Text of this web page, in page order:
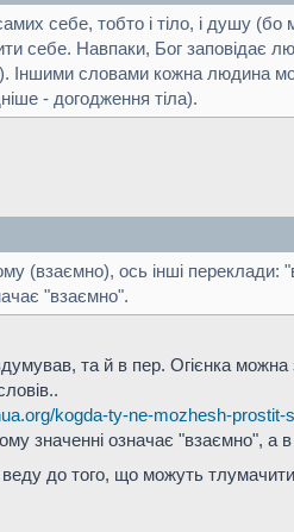
себе, тобто і тіло, і душу
себе. Навпаки, Бог заповідає
Іншими словами кожна людина
- догодження тіла).
(взаємно), ось інші
"взаємно".
та й в пер. Огієнка
kogda-ty-ne-mozhesh-prostit-
значенні означає "взаємно",
до того, що можуть тлумачити